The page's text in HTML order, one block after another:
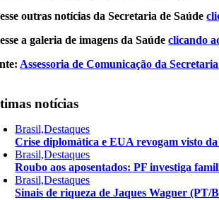
outras notícias da Secretaria de Saúde
a​ galeria de imagens da Saúde​clicando
Assessoria de Comunicação da
notícias
Brasil,Destaques
Crise diplomática e EUA revogam visto
Brasil,Destaques
Roubo aos aposentados: PF investiga
Brasil,Destaques
Sinais de riqueza de Jaques Wagner (PT/